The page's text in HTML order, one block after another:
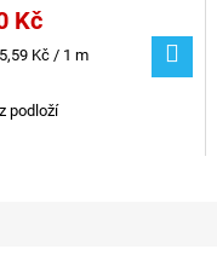
Kč
Kč / 1 m
podloží